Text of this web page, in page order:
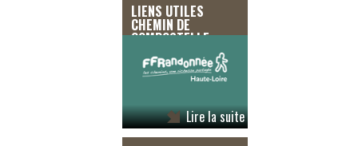
LIENS UTILES
CHEMIN DE
COMPOSTELLE
GENÈVE LE PUY GR
65
Lire la suite